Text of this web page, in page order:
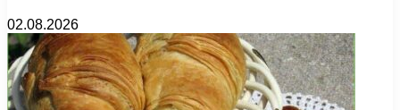
02.08.2026